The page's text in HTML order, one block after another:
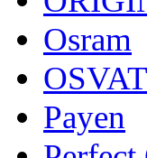
Osram
OSVAT
Payen